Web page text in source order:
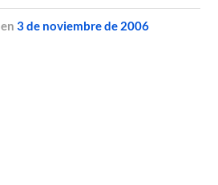
en3 de noviembre de 2006